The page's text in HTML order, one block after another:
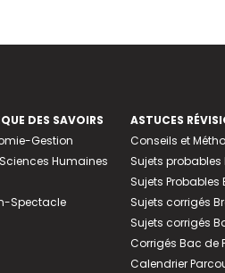
DES SAVOIRS
Gestion
Humaines
Spectacle
ASTUCES
Conseils et
Sujets probables
Sujets Probables
Sujets corrigés
Sujets corrigés
Corrigés Bac de
Calendrier